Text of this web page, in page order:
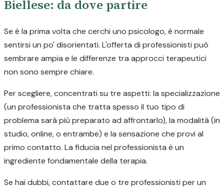
Biellese: da dove partire
Se è la prima volta che cerchi uno psicologo, è normale
sentirsi un po' disorientati. L'offerta di professionisti può
sembrare ampia e le differenze tra approcci terapeutici
non sono sempre chiare.
Per scegliere, concentrati su tre aspetti: la specializzazione
(un professionista che tratta spesso il tuo tipo di
problema sarà più preparato ad affrontarlo), la modalità (in
studio, online, o entrambe) e la sensazione che provi al
primo contatto. La fiducia nel professionista è un
ingrediente fondamentale della terapia.
Se hai dubbi, contattare due o tre professionisti per un